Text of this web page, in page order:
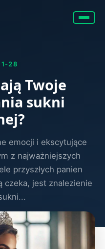
28
Twoje
sukni
emocji i ekscytujące
z najważniejszych
przyszłych panien
czeka, jest znalezienie